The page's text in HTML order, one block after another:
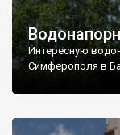
Интересную
Симферополя в